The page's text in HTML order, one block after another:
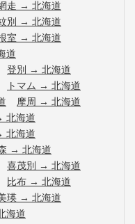
走 → 北海道
別 → 北海道
室 → 北海道
道
登別 → 北海道
トマム → 北海道
摩周 → 北海道
北海道
北海道
→ 北海道
喜茂別 → 北海道
比布 → 北海道
瑛 → 北海道
海道